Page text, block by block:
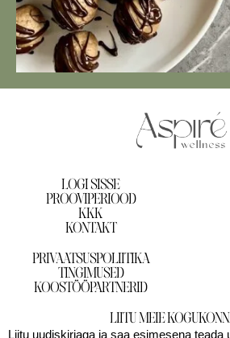
LOGI SISSE
PROOVIPERIOOD
KKK
KONTAKT
PRIVAATSUSPOLIITIKA
TINGIMUSED
KOOSTÖÖPARTNERID
LIITU MEIE
Liitu uudiskirjaga ja saa esimesena teada